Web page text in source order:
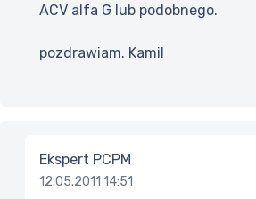
ACV alfa G lub podobnego.
pozdrawiam. Kamil
Ekspert PCPM
12.05.2011 14:51